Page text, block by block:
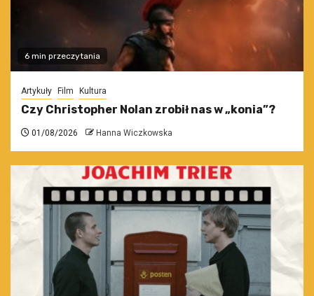
6 min przeczytania
Artykuły Film Kultura
Czy Christopher Nolan zrobił nas w „konia”?
01/08/2026 Hanna Wiczkowska